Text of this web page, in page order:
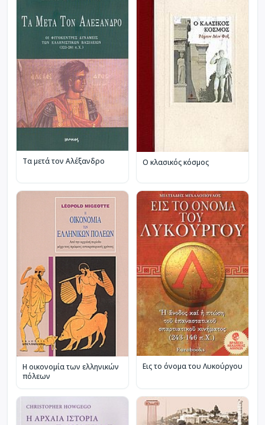
Τα μετά τον Αλέξανδρο Ο κλασικός κόσμος
Η οικονομία των ελληνικών
πόλεων
Εις το όνομα του Λυκούργου